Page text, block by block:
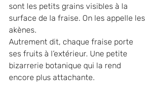
sont les petits grains visibles à la
surface de la fraise. On les appelle les
akènes.
Autrement dit, chaque fraise porte
ses fruits à l’extérieur. Une petite
bizarrerie botanique qui la rend
encore plus attachante.